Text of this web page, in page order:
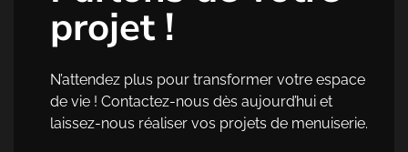
projet !
N’attendez plus pour transformer votre espace
de vie ! Contactez-nous dès aujourd’hui et
laissez-nous réaliser vos projets de menuiserie.